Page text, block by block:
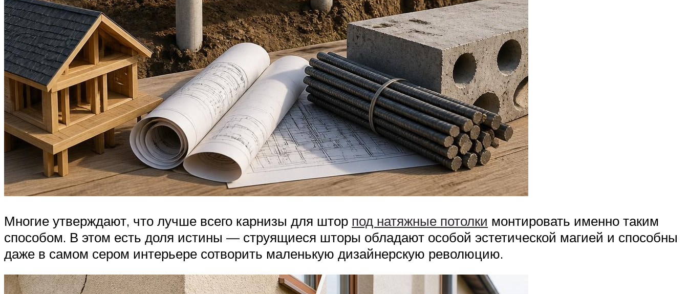
Многие утверждают, что лучше всего карнизы для штор под натяжные потолки монтировать именно таким
способом. В этом есть доля истины — струящиеся шторы обладают особой эстетической магией и способны
даже в самом сером интерьере сотворить маленькую дизайнерскую революцию.